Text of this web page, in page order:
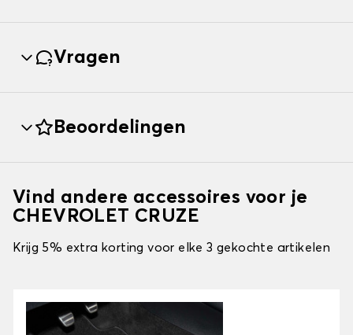
Vragen
Beoordelingen
Vind andere accessoires voor je
CHEVROLET CRUZE
Krijg 5% extra korting voor elke 3 gekochte artikelen